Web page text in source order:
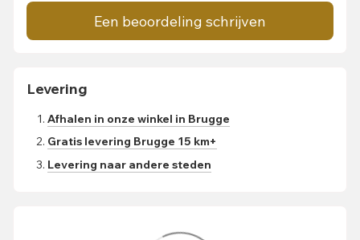
Een beoordeling schrijven
Levering
Afhalen in onze winkel in Brugge
Gratis levering Brugge 15 km+
Levering naar andere steden